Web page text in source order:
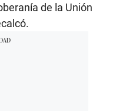
de la Unión